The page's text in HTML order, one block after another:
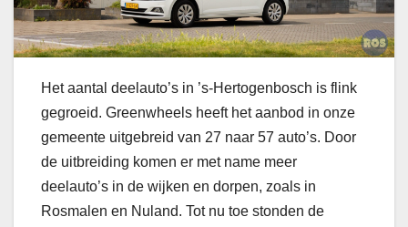
Het aantal deelauto’s in ’s-Hertogenbosch is flink
gegroeid. Greenwheels heeft het aanbod in onze
gemeente uitgebreid van 27 naar 57 auto’s. Door
de uitbreiding komen er met name meer
deelauto’s in de wijken en dorpen, zoals in
Rosmalen en Nuland. Tot nu toe stonden de